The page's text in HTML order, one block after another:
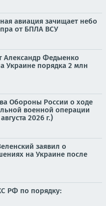
авиация зачищает небо
от БПЛА ВСУ
Александр Федыенко
Украине порядка 2 млн
Обороны России о ходе
военной операции
2026 г.)
заявил о
на Украине после
РФ по порядку: